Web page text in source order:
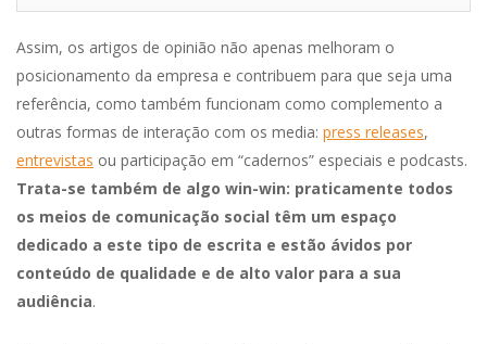
Assim, os artigos de opinião não apenas melhoram o
posicionamento da empresa e contribuem para que seja uma
referência, como também funcionam como complemento a
outras formas de interação com os media: press releases,
entrevistas ou participação em “cadernos” especiais e podcasts.
Trata-se também de algo win-win: praticamente todos
os meios de comunicação social têm um espaço
dedicado a este tipo de escrita e estão ávidos por
conteúdo de qualidade e de alto valor para a sua
audiência.